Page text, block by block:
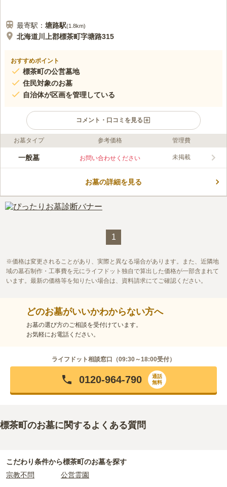
最寄駅： 塘路駅(1.8km)
北海道川上郡標茶町字塘路315
おすすめポイント
標茶町の公営墓地
住民対象のお墓
自治体が区画を管理している
コメント・口コミを見る
口コミ評価
この霊園はまだ誰からも評価されていません。
お墓タイプ 参考価格 管理費
一般墓 お問い合わせください 未掲載
お墓の詳細を見る
1
価格は変更されることがあり、実際と異なる場合があります。また、近隣地
域の墓石制作・工事費を元にライフドット独自で算出した価格が一部含まれて
います。最新の価格等を知りたい場合は、資料請求にてご確認ください。
どのお墓がいいかわからない方へ
お墓の選び方のご相談を受付けています。
お気軽にお電話ください。
ライフドット相談窓口（09:30～18:00受付）
0120-964-790
通話
無料
標茶町のお墓に関するよくある質問
こだわり条件から標茶町のお墓を探す
宗教不問
公営霊園